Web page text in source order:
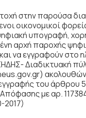
στην παρούσα
οικονομικοί
υπογραφή,
αρχή παροχής
να εγγραφούν στο
Διαδικτυακή
του άρθρου 5
με αρ.
2017)